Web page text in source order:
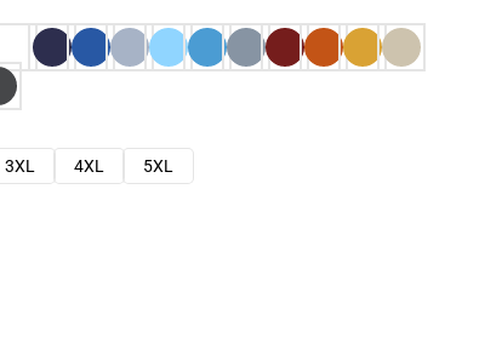
3XL 4XL
5XL